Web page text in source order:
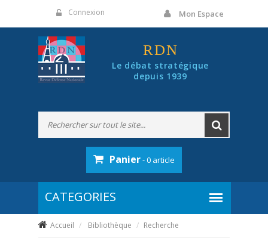
Connexion Mon Espace
RDN
Le débat stratégique
depuis 1939
Panier- 0 article
Accueil Bibliothèque Recherche